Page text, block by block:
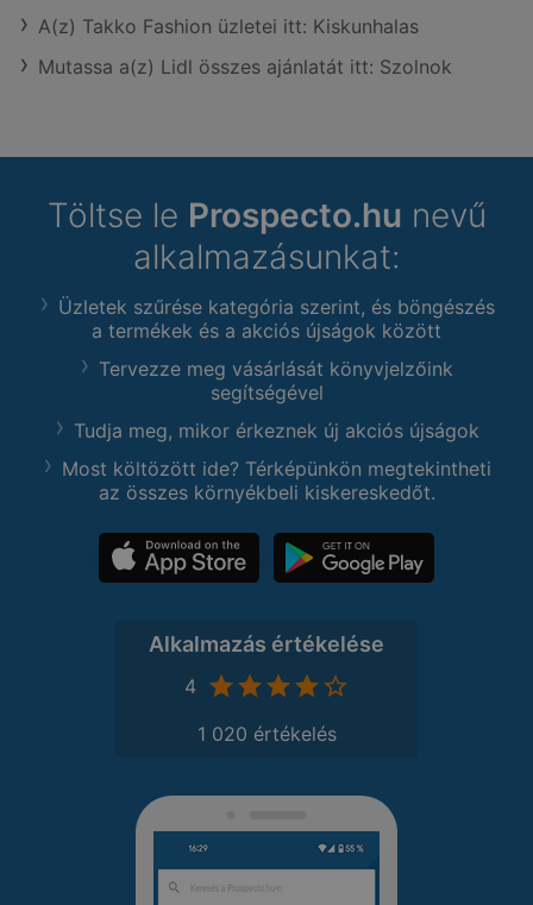
A(z) Takko Fashion üzletei itt: Kiskunhalas
Mutassa a(z) Lidl összes ajánlatát itt: Szolnok
Töltse le Prospecto.hu nevű
alkalmazásunkat:
Üzletek szűrése kategória szerint, és böngészés
a termékek és a akciós újságok között
Tervezze meg vásárlását könyvjelzőink
segítségével
Tudja meg, mikor érkeznek új akciós újságok
Most költözött ide? Térképünkön megtekintheti
az összes környékbeli kiskereskedőt.
Alkalmazás értékelése
4
1 020 értékelés